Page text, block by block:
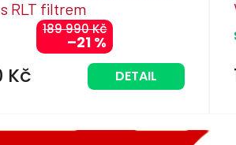
189 990 Kč
–21 %
RLT filtrem
Kč DETAIL